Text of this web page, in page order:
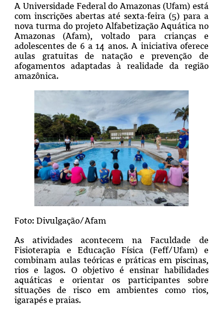
A Universidade Federal do Amazonas (Ufam) está
com inscrições abertas até sexta-feira (5) para a
nova turma do projeto Alfabetização Aquática no
Amazonas (Afam), voltado para crianças e
adolescentes de 6 a 14 anos. A iniciativa oferece
aulas gratuitas de natação e prevenção de
afogamentos adaptadas à realidade da região
amazônica.
Foto: Divulgação/Afam
As atividades acontecem na Faculdade de
Fisioterapia e Educação Física (Feff/Ufam) e
combinam aulas teóricas e práticas em piscinas,
rios e lagos. O objetivo é ensinar habilidades
aquáticas e orientar os participantes sobre
situações de risco em ambientes como rios,
igarapés e praias.